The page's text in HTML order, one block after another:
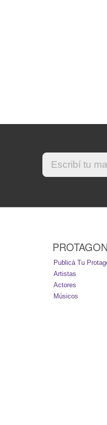
Publicá Tu
Artistas
Actores
Músicos